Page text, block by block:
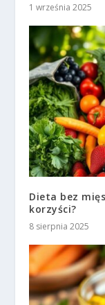
1 września 2025
Dieta bez
korzyści?
8 sierpnia 2025